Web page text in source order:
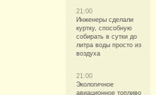
21:00
Инженеры сделали
куртку, способную
собирать в сутки до
литра воды просто из
воздуха
21:00
Экологичное
авиационное топливо